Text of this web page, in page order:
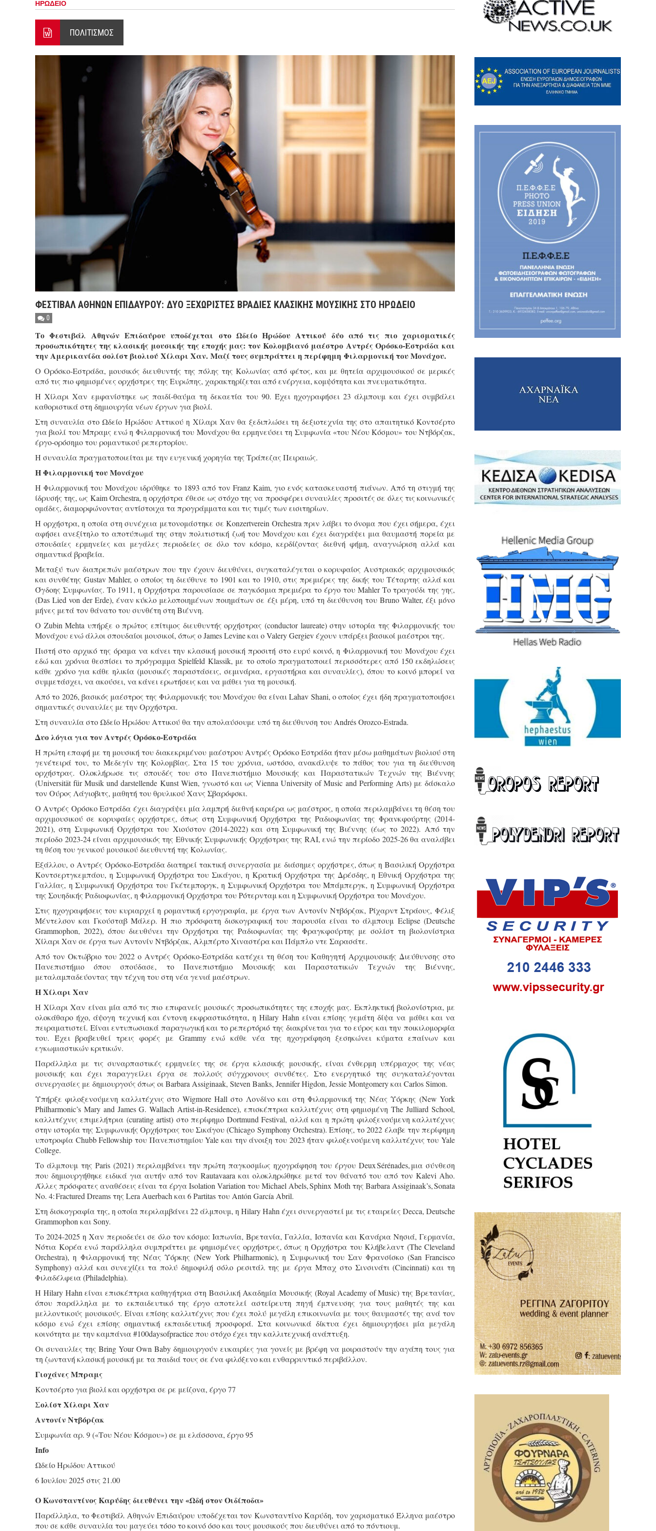
ΗΡΩΔΕΙΟ
ΠΟΛΙΤΙΣΜΟΣ
ΦΕΣΤΙΒΑΛ ΑΘΗΝΩΝ ΕΠΙΔΑΥΡΟΥ: ΔΥΟ ΞΕΧΩΡΙΣΤΕΣ ΒΡΑΔΙΕΣ ΚΛΑΣΙΚΗΣ ΜΟΥΣΙΚΗΣ ΣΤΟ ΗΡΩΔΕΙΟ
0
Το Φεστιβάλ Αθηνών Επιδαύρου υποδέχεται στο Ωδείο Ηρώδου Αττικού δύο από τις πιο χαρισματικές
προσωπικότητες της κλασικής μουσικής της εποχής μας: τον Κολομβιανό μαέστρο Αντρές Ορόσκο-Εστράδα και
την Αμερικανίδα σολίστ βιολιού Χίλαρι Χαν. Μαζί τους συμπράττει η περίφημη Φιλαρμονική του Μονάχου.
Ο Ορόσκο-Εστράδα, μουσικός διευθυντής της πόλης της Κολωνίας από φέτος, και με θητεία αρχιμουσικού σε μερικές
από τις πιο φημισμένες ορχήστρες της Ευρώπης, χαρακτηρίζεται από ενέργεια, κομψότητα και πνευματικότητα.
Η Χίλαρι Χαν εμφανίστηκε ως παιδί-θαύμα τη δεκαετία του 90. Έχει ηχογραφήσει 23 άλμπουμ και έχει συμβάλει
καθοριστικά στη δημιουργία νέων έργων για βιολί.
Στη συναυλία στο Ωδείο Ηρώδου Αττικού η Χίλαρι Χαν θα ξεδιπλώσει τη δεξιοτεχνία της στο απαιτητικό Κοντσέρτο
για βιολί του Μπραμς ενώ η Φιλαρμονική του Μονάχου θα ερμηνεύσει τη Συμφωνία «του Νέου Κόσμου» του Ντβόρζακ,
έργο-ορόσημο του ρομαντικού ρεπερτορίου.
Η συναυλία πραγματοποιείται με την ευγενική χορηγία της Τράπεζας Πειραιώς.
H Φιλαρμονική του Μονάχου
Η Φιλαρμονική του Μονάχου ιδρύθηκε το 1893 από τον Franz Kaim, γιο ενός κατασκευαστή πιάνων. Από τη στιγμή της
ίδρυσής της, ως Kaim Orchestra, η ορχήστρα έθεσε ως στόχο της να προσφέρει συναυλίες προσιτές σε όλες τις κοινωνικές
ομάδες, διαμορφώνοντας αντίστοιχα τα προγράμματα και τις τιμές των εισιτηρίων.
Η ορχήστρα, η οποία στη συνέχεια μετονομάστηκε σε Konzertverein Orchestra πριν λάβει το όνομα που έχει σήμερα, έχει
αφήσει ανεξίτηλο το αποτύπωμά της στην πολιτιστική ζωή του Μονάχου και έχει διαγράψει μια θαυμαστή πορεία με
σπουδαίες ερμηνείες και μεγάλες περιοδείες σε όλο τον κόσμο, κερδίζοντας διεθνή φήμη, αναγνώριση αλλά και
σημαντικά βραβεία.
Μεταξύ των διαπρεπών μαέστρων που την έχουν διευθύνει, συγκαταλέγεται ο κορυφαίος Αυστριακός αρχιμουσικός
και συνθέτης Gustav Mahler, ο οποίος τη διεύθυνε το 1901 και το 1910, στις πρεμιέρες της δικής του Τέταρτης αλλά και
Όγδοης Συμφωνίας. Το 1911, η Ορχήστρα παρουσίασε σε παγκόσμια πρεμιέρα το έργο του Mahler Το τραγούδι της γης,
(Das Lied von der Erde), έναν κύκλο μελοποιημένων ποιημάτων σε έξι μέρη, υπό τη διεύθυνση του Bruno Walter, έξι μόνο
μήνες μετά τον θάνατο του συνθέτη στη Βιέννη.
Ο Zubin Mehta υπήρξε ο πρώτος επίτιμος διευθυντής ορχήστρας (conductor laureate) στην ιστορία της Φιλαρμονικής του
Μονάχου ενώ άλλοι σπουδαίοι μουσικοί, όπως ο James Levine και ο Valery Gergiev έχουν υπάρξει βασικοί μαέστροι της.
Πιστή στο αρχικό της όραμα να κάνει την κλασική μουσική προσιτή στο ευρύ κοινό, η Φιλαρμονική του Μονάχου έχει
εδώ και χρόνια θεσπίσει το πρόγραμμα Spielfeld Klassik, με το οποίο πραγματοποιεί περισσότερες από 150 εκδηλώσεις
κάθε χρόνο για κάθε ηλικία (μουσικές παραστάσεις, σεμινάρια, εργαστήρια και συναυλίες), όπου το κοινό μπορεί να
συμμετάσχει, να ακούσει, να κάνει ερωτήσεις και να μάθει για τη μουσική.
Από το 2026, βασικός μαέστρος της Φιλαρμονικής του Μονάχου θα είναι Lahav Shani, ο οποίος έχει ήδη πραγματοποιήσει
σημαντικές συναυλίες με την Ορχήστρα.
Στη συναυλία στο Ωδείο Ηρώδου Αττικού θα την απολαύσουμε υπό τη διεύθυνση του Andrés Orozco-Estrada.
Δυο λόγια για τον Αντρές Ορόσκο-Εστράδα
Η πρώτη επαφή με τη μουσική του διακεκριμένου μαέστρου Αντρές Ορόσκο Εστράδα ήταν μέσω μαθημάτων βιολιού στη
γενέτειρά του, το Μεδεγίν της Κολομβίας. Στα 15 του χρόνια, ωστόσο, ανακάλυψε το πάθος του για τη διεύθυνση
ορχήστρας. Ολοκλήρωσε τις σπουδές του στο Πανεπιστήμιο Μουσικής και Παραστατικών Τεχνών της Βιέννης
(Universität für Musik und darstellende Kunst Wien, γνωστό και ως Vienna University of Music and Performing Arts) με δάσκαλο
τον Ούρος Λάγιοβιτς, μαθητή του θρυλικού Χανς Σβαρόφσκι.
O Αντρές Ορόσκο Εστράδα έχει διαγράψει μία λαμπρή διεθνή καριέρα ως μαέστρος, η οποία περιλαμβάνει τη θέση του
αρχιμουσικού σε κορυφαίες ορχήστρες, όπως στη Συμφωνική Ορχήστρα της Ραδιοφωνίας της Φρανκφούρτης (2014-
2021), στη Συμφωνική Ορχήστρα του Χιούστον (2014-2022) και στη Συμφωνική της Βιέννης (έως το 2022). Από την
περίοδο 2023-24 είναι αρχιμουσικός της Εθνικής Συμφωνικής Ορχήστρας της RAI, ενώ την περίοδο 2025-26 θα αναλάβει
τη θέση του γενικού μουσικού διευθυντή της Κολωνίας.
Εξάλλου, ο Αντρές Ορόσκο-Εστράδα διατηρεί τακτική συνεργασία με διάσημες ορχήστρες, όπως η Βασιλική Ορχήστρα
Κοντσερτγκεμπάου, η Συμφωνική Ορχήστρα του Σικάγου, η Κρατική Ορχήστρα της Δρέσδης, η Εθνική Ορχήστρα της
Γαλλίας, η Συμφωνική Ορχήστρα του Γκέτεμποργκ, η Συμφωνική Ορχήστρα του Μπάμπεργκ, η Συμφωνική Ορχήστρα
της Σουηδικής Ραδιοφωνίας, η Φιλαρμονική Ορχήστρα του Ρότερνταμ και η Συμφωνική Ορχήστρα του Μονάχου.
Στις ηχογραφήσεις του κυριαρχεί η ρομαντική εργογραφία, με έργα των Αντονίν Ντβόρζακ, Ρίχαρντ Στράους, Φέλιξ
Μέντελσον και Γκούσταβ Μάλερ. Η πιο πρόσφατη δισκογραφική του παρουσία είναι το άλμπουμ Eclipse (Deutsche
Grammophon, 2022), όπου διευθύνει την Ορχήστρα της Ραδιοφωνίας της Φραγκφούρτης με σολίστ τη βιολονίστρια
Χίλαρι Χαν σε έργα των Αντονίν Ντβόρζακ, Αλμπέρτο Χιναστέρα και Πάμπλο ντε Σαρασάτε.
Από τον Οκτώβριο του 2022 ο Αντρές Ορόσκο-Εστράδα κατέχει τη θέση του Καθηγητή Αρχιμουσικής Διεύθυνσης στο
Πανεπιστήμιο όπου σπούδασε, το Πανεπιστήμιο Μουσικής και Παραστατικών Τεχνών της Βιέννης,
μεταλαμπαδεύοντας την τέχνη του στη νέα γενιά μαέστρων.
H Χίλαρι Χαν
Η Χίλαρι Χαν είναι μία από τις πιο επιφανείς μουσικές προσωπικότητες της εποχής μας. Εκπληκτική βιολονίστρια, με
ολοκάθαρο ήχο, άψογη τεχνική και έντονη εκφραστικότητα, η Hilary Hahn είναι επίσης γεμάτη δίψα να μάθει και να
πειραματιστεί. Είναι εντυπωσιακά παραγωγική και το ρεπερτόριό της διακρίνεται για το εύρος και την ποικιλομορφία
του. Έχει βραβευθεί τρεις φορές με Grammy ενώ κάθε νέα της ηχογράφηση ξεσηκώνει κύματα επαίνων και
εγκωμιαστικών κριτικών.
Παράλληλα με τις συναρπαστικές ερμηνείες της σε έργα κλασικής μουσικής, είναι ένθερμη υπέρμαχος της νέας
μουσικής και έχει παραγγείλει έργα σε πολλούς σύγχρονους συνθέτες. Στο ενεργητικό της συγκαταλέγονται
συνεργασίες με δημιουργούς όπως οι Barbara Assiginaak, Steven Banks, Jennifer Higdon, Jessie Montgomery και Carlos Simon.
Υπήρξε φιλοξενούμενη καλλιτέχνις στο Wigmore Hall στο Λονδίνο και στη Φιλαρμονική της Νέας Υόρκης (New York
Philharmonic’s Mary and James G. Wallach Artist-in-Residence), επισκέπτρια καλλιτέχνις στη φημισμένη The Julliard School,
καλλιτέχνις επιμελήτρια (curating artist) στο περίφημο Dortmund Festival, αλλά και η πρώτη φιλοξενούμενη καλλιτέχνις
στην ιστορία της Συμφωνικής Ορχήστρας του Σικάγου (Chicago Symphony Orchestra). Επίσης, το 2022 έλαβε την περίφημη
υποτροφία Chubb Fellowship του Πανεπιστημίου Yale και την άνοιξη του 2023 ήταν φιλοξενούμενη καλλιτέχνις του Yale
College.
Το άλμπουμ της Paris (2021) περιλαμβάνει την πρώτη παγκοσμίως ηχογράφηση του έργου Deux Sérénades, μια σύνθεση
που δημιουργήθηκε ειδικά για αυτήν από τον Rautavaara και ολοκληρώθηκε μετά τον θάνατό του από τον Kalevi Aho.
Άλλες πρόσφατες αναθέσεις είναι τα έργα Isolation Variation του Michael Abels, Sphinx Moth της Barbara Assiginaak’s, Sonata
No. 4: Fractured Dreams της Lera Auerbach και 6 Partitas του Antón García Abril.
Στη δισκογραφία της, η οποία περιλαμβάνει 22 άλμπουμ, η Hilary Hahn έχει συνεργαστεί με τις εταιρείες Decca, Deutsche
Grammophon και Sony.
Το 2024-2025 η Χαν περιοδεύει σε όλο τον κόσμο: Ιαπωνία, Βρετανία, Γαλλία, Ισπανία και Κανάρια Νησιά, Γερμανία,
Νότια Κορέα ενώ παράλληλα συμπράττει με φημισμένες ορχήστρες, όπως η Ορχήστρα του Κλήβελαντ (The Cleveland
Orchestra), η Φιλαρμονική της Νέας Υόρκης (New York Philharmonic), η Συμφωνική του Σαν Φρανσίσκο (San Francisco
Symphony) αλλά και συνεχίζει τα πολύ δημοφιλή σόλο ρεσιτάλ της με έργα Μπαχ στο Σινσινάτι (Cincinnati) και τη
Φιλαδέλφεια (Philadelphia).
Η Hilary Hahn είναι επισκέπτρια καθηγήτρια στη Βασιλική Ακαδημία Μουσικής (Royal Academy of Music) της Βρετανίας,
όπου παράλληλα με το εκπαιδευτικό της έργο αποτελεί αστείρευτη πηγή έμπνευσης για τους μαθητές της και
μελλοντικούς μουσικούς. Είναι επίσης καλλιτέχνις που έχει πολύ μεγάλη επικοινωνία με τους θαυμαστές της ανά τον
κόσμο ενώ έχει επίσης σημαντική εκπαιδευτική προσφορά. Στα κοινωνικά δίκτυα έχει δημιουργήσει μία μεγάλη
κοινότητα με την καμπάνια #100daysofpractice που στόχο έχει την καλλιτεχνική ανάπτυξη.
Οι συναυλίες της Bring Your Own Baby δημιουργούν ευκαιρίες για γονείς με βρέφη να μοιραστούν την αγάπη τους για
τη ζωντανή κλασική μουσική με τα παιδιά τους σε ένα φιλόξενο και ενθαρρυντικό περιβάλλον.
Γιοχάνες Μπραμς
Κοντσέρτο για βιολί και ορχήστρα σε ρε μείζονα, έργο 77
Σολίστ Χίλαρι Χαν
Αντονίν Ντβόρζακ
Συμφωνία αρ. 9 («Του Νέου Κόσμου») σε μι ελάσσονα, έργο 95
Info
Ωδείο Ηρώδου Αττικού
6 Ιουλίου 2025 στις 21.00
Ο Κωνσταντίνος Καρύδης διευθύνει την «Ωδή στον Οιδίποδα»
Παράλληλα, το Φεστιβάλ Αθηνών Επιδαύρου υποδέχεται τον Κωνσταντίνο Καρύδη, τον χαρισματικό Έλληνα μαέστρο
που σε κάθε συναυλία του μαγεύει τόσο το κοινό όσο και τους μουσικούς που διευθύνει από το πόντιουμ.